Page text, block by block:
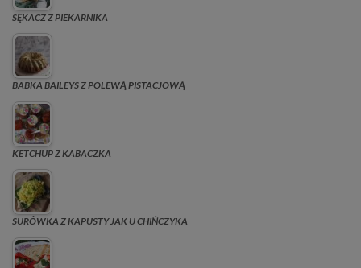
SĘKACZ Z PIEKARNIKA
BABKA BAILEYS Z POLEWĄ PISTACJOWĄ
KETCHUP Z KABACZKA
SURÓWKA Z KAPUSTY JAK U CHIŃCZYKA